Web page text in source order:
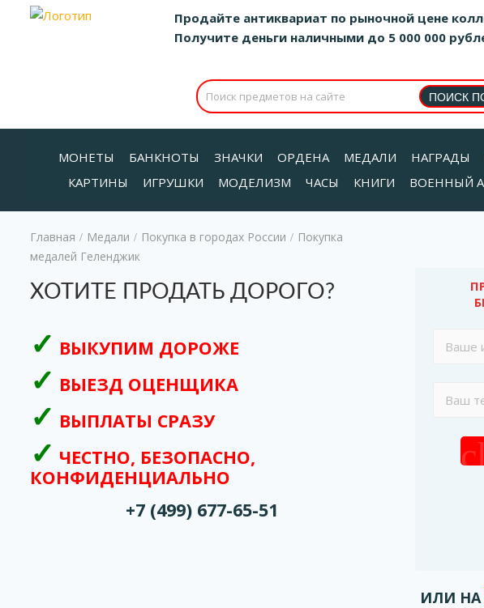
Продайте антиквариат по рыночной цене
Получите деньги наличными до 5 000 000
МОНЕТЫ БАНКНОТЫ ЗНАЧКИ ОРДЕНА МЕДАЛИ НАГРАДЫ
КАРТИНЫ
ИГРУШКИ МОДЕЛИЗМ ЧАСЫ КНИГИ ВОЕННЫЙ
Главная / Медали / Покупка в городах России / Покупка
медалей Геленджик
ХОТИТЕ ПРОДАТЬ ДОРОГО?
ВЫКУПИМ ДОРОЖЕ
ВЫЕЗД ОЦЕНЩИКА
ВЫПЛАТЫ СРАЗУ
ЧЕСТНО, БЕЗОПАСНО,
КОНФИДЕНЦИАЛЬНО
+7 (499) 677-65-51
ИЛИ НА